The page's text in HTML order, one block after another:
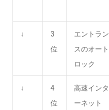
↓
3
位
エントラン
スのオート
ロック
↓
4
位
高速インタ
ーネット